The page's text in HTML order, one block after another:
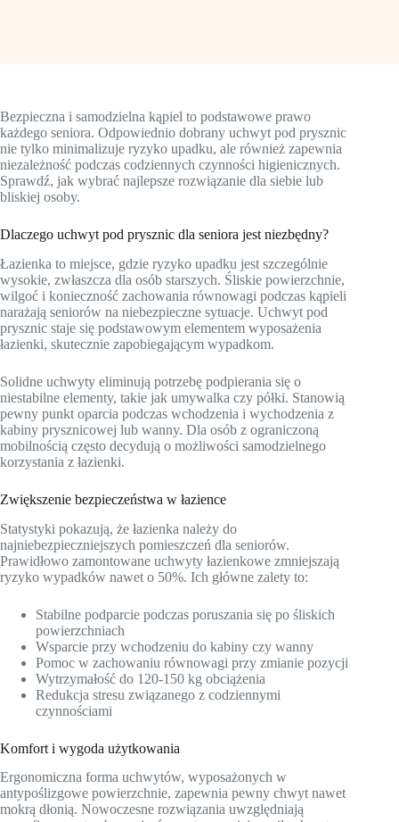
Bezpieczna i samodzielna kąpiel to podstawowe prawo
każdego seniora. Odpowiednio dobrany uchwyt pod prysznic
nie tylko minimalizuje ryzyko upadku, ale również zapewnia
niezależność podczas codziennych czynności higienicznych.
Sprawdź, jak wybrać najlepsze rozwiązanie dla siebie lub
bliskiej osoby.
Dlaczego uchwyt pod prysznic dla seniora jest niezbędny?
Łazienka to miejsce, gdzie ryzyko upadku jest szczególnie
wysokie, zwłaszcza dla osób starszych. Śliskie powierzchnie,
wilgoć i konieczność zachowania równowagi podczas kąpieli
narażają seniorów na niebezpieczne sytuacje. Uchwyt pod
prysznic staje się podstawowym elementem wyposażenia
łazienki, skutecznie zapobiegającym wypadkom.
Solidne uchwyty eliminują potrzebę podpierania się o
niestabilne elementy, takie jak umywalka czy półki. Stanowią
pewny punkt oparcia podczas wchodzenia i wychodzenia z
kabiny prysznicowej lub wanny. Dla osób z ograniczoną
mobilnością często decydują o możliwości samodzielnego
korzystania z łazienki.
Zwiększenie bezpieczeństwa w łazience
Statystyki pokazują, że łazienka należy do
najniebezpieczniejszych pomieszczeń dla seniorów.
Prawidłowo zamontowane uchwyty łazienkowe zmniejszają
ryzyko wypadków nawet o 50%. Ich główne zalety to:
Stabilne podparcie podczas poruszania się po śliskich
powierzchniach
Wsparcie przy wchodzeniu do kabiny czy wanny
Pomoc w zachowaniu równowagi przy zmianie pozycji
Wytrzymałość do 120-150 kg obciążenia
Redukcja stresu związanego z codziennymi
czynnościami
Komfort i wygoda użytkowania
Ergonomiczna forma uchwytów, wyposażonych w
antypoślizgowe powierzchnie, zapewnia pewny chwyt nawet
mokrą dłonią. Nowoczesne rozwiązania uwzględniają